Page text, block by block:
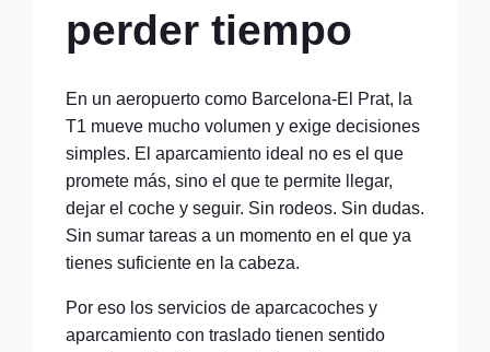
perder tiempo
En un aeropuerto como Barcelona-El Prat, la
T1 mueve mucho volumen y exige decisiones
simples. El aparcamiento ideal no es el que
promete más, sino el que te permite llegar,
dejar el coche y seguir. Sin rodeos. Sin dudas.
Sin sumar tareas a un momento en el que ya
tienes suficiente en la cabeza.
Por eso los servicios de aparcacoches y
aparcamiento con traslado tienen sentido